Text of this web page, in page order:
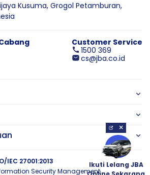
Kusuma, Grogol Petamburan,
Customer Service
1500 369
cs@jba.co.id
IEC 27001:2013
Security Management
×
Ikuti Lelang JBA